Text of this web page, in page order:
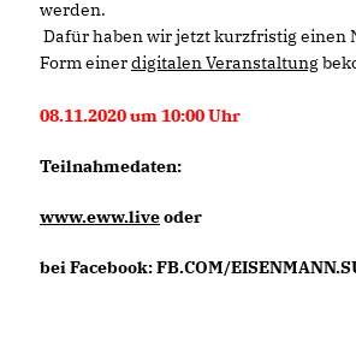
werden.
Dafür haben wir jetzt kurzfristig einen
Form einerdigitalen Veranstaltung
08.11.2020 um 10:00 Uhr
Teilnahmedaten:
www.eww.liveoder
bei Facebook: FB.COM/